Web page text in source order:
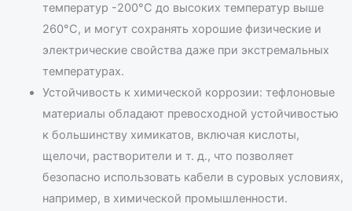
температур -200°C до высоких температур выше
260°C, и могут сохранять хорошие физические и
электрические свойства даже при экстремальных
температурах.
Устойчивость к химической коррозии: тефлоновые
материалы обладают превосходной устойчивостью
к большинству химикатов, включая кислоты,
щелочи, растворители и т. д., что позволяет
безопасно использовать кабели в суровых условиях,
например, в химической промышленности.